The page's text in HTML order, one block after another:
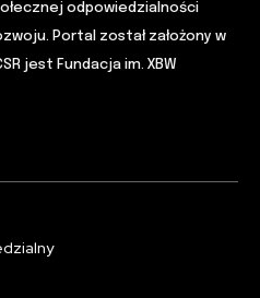
odpowiedzialności
Portal został założony w
jest Fundacja im. XBW